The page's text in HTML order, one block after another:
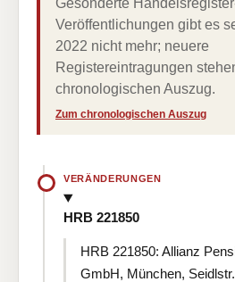
Gesonderte
Veröffentlichungen gibt es
2022 nicht mehr; neuere
Registereintragungen
chronologischen Auszug.
Zum chronologischen Auszug
VERÄNDERUNGEN
HRB 221850
HRB 221850: Allianz
GmbH, München,